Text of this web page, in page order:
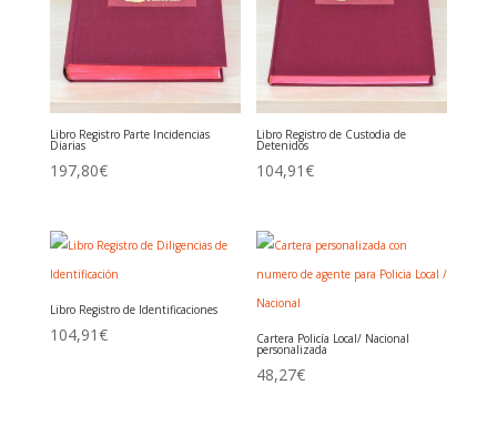
Libro Registro Parte Incidencias
Diarias
197,80€
Libro Registro de Custodia de
Detenidos
104,91€
Libro Registro de Identificaciones
104,91€ Cartera Policía Local/ Nacional
personalizada
48,27€